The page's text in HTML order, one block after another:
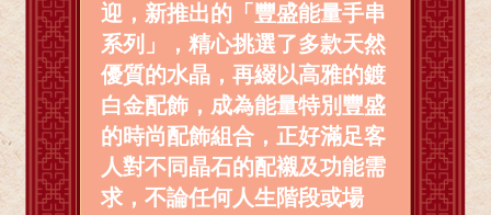
迎，新推出的「豐盛能量手串
系列」，精心挑選了多款天然
優質的水晶，再綴以高雅的鍍
白金配飾，成為能量特別豐盛
的時尚配飾組合，正好滿足客
人對不同晶石的配襯及功能需
求，不論任何人生階段或場